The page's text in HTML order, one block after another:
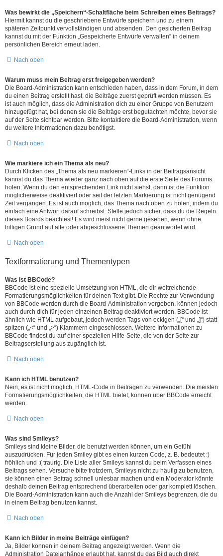
Was bewirkt die „Speichern“-Schaltfläche beim Schreiben eines Beitrags?
Hiermit kannst du die geschriebene Entwürfe speichern und zu einem
späteren Zeitpunkt vervollständigen und absenden. Den gesicherten Beitrag
kannst du mit der Funktion „Gespeicherte Entwürfe verwalten“ in deinem
persönlichen Bereich erneut laden.
Nach oben
Warum muss mein Beitrag erst freigegeben werden?
Die Board-Administration kann entschieden haben, dass in dem Forum, in dem
du einen Beitrag erstellt hast, die Beiträge zuerst geprüft werden müssen. Es
ist auch möglich, dass die Administration dich zu einer Gruppe von Benutzern
hinzugefügt hat, bei denen sie die Beiträge erst begutachten möchte, bevor sie
auf der Seite sichtbar werden. Bitte kontaktiere die Board-Administration, wenn
du weitere Informationen dazu benötigst.
Nach oben
Wie markiere ich ein Thema als neu?
Durch Klicken des „Thema als neu markieren“-Links in der Beitragsansicht
kannst du das Thema wieder ganz nach oben auf die erste Seite des Forums
holen. Wenn du den entsprechenden Link nicht siehst, dann ist die Funktion
möglicherweise deaktiviert oder seit der letzten Markierung ist nicht genügend
Zeit vergangen. Es ist auch möglich, das Thema nach oben zu holen, indem du
einfach eine Antwort darauf schreibst. Stelle jedoch sicher, dass du die Regeln
dieses Boards beachtest! Es wird meist nicht gerne gesehen, wenn ohne
triftigen Grund auf alte oder abgeschlossene Themen geantwortet wird.
Nach oben
Textformatierung und Thementypen
Was ist BBCode?
BBCode ist eine spezielle Umsetzung von HTML, die dir weitreichende
Formatierungsmöglichkeiten für deinen Text gibt. Die Rechte zur Verwendung
von BBCode werden durch die Board-Administration vergeben, können jedoch
auch durch dich für jeden einzelnen Beitrag deaktiviert werden. BBCode ist
ähnlich wie HTML aufgebaut, jedoch werden Tags von eckigen („[“ und „]“) statt
spitzen („<“ und „>“) Klammern eingeschlossen. Weitere Informationen zu
BBCode findest du auf einer speziellen Hilfe-Seite, die von der Seite zur
Beitragserstellung aus zugänglich ist.
Nach oben
Kann ich HTML benutzen?
Nein, es ist nicht möglich, HTML-Code in Beiträgen zu verwenden. Die meisten
Formatierungsmöglichkeiten, die HTML bietet, können über BBCode erreicht
werden.
Nach oben
Was sind Smileys?
Smileys sind kleine Bilder, die benutzt werden können, um ein Gefühl
auszudrücken. Für jeden Smiley gibt es einen kurzen Code, z. B. bedeutet :)
fröhlich und :( traurig. Die Liste aller Smileys kannst du beim Verfassen eines
Beitrags sehen. Versuche bitte trotzdem, Smileys nicht zu häufig zu benutzen,
sie können einen Beitrag schnell unlesbar machen und ein Moderator könnte
deshalb deinen Beitrag entsprechend überarbeiten oder gar komplett löschen.
Die Board-Administration kann auch die Anzahl der Smileys begrenzen, die du
in einem Beitrag benutzen kannst.
Nach oben
Kann ich Bilder in meine Beiträge einfügen?
Ja, Bilder können in deinem Beitrag angezeigt werden. Wenn die
Administration Dateianhänge erlaubt hat, kannst du das Bild auch direkt